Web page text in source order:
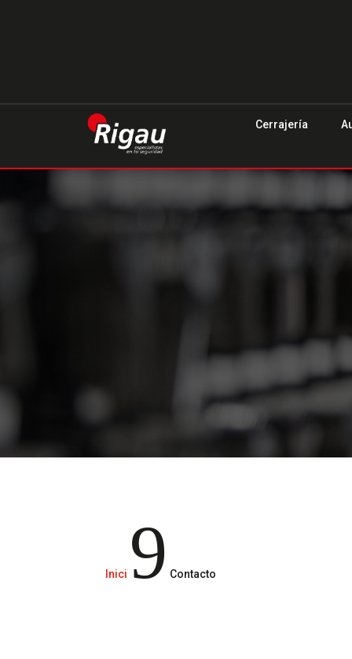
Cerrajería
Oficinas
centrales
Servicio de cerrajería
Inici 9 Contacto